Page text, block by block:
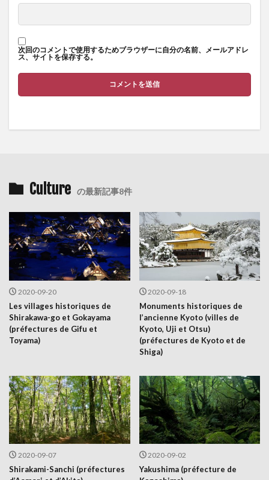
次回のコメントで使用するためブラウザーに自分の名前、メールアドレ
ス、サイトを保存する。
Culture の最新記事8件
2020-09-20
Les villages historiques de
Shirakawa-go et Gokayama
(préfectures de Gifu et
Toyama)
2020-09-18
Monuments historiques de
l’ancienne Kyoto (villes de
Kyoto, Uji et Otsu)
(préfectures de Kyoto et de
Shiga)
2020-09-07
Shirakami-Sanchi (préfectures
2020-09-02
Yakushima (préfecture de